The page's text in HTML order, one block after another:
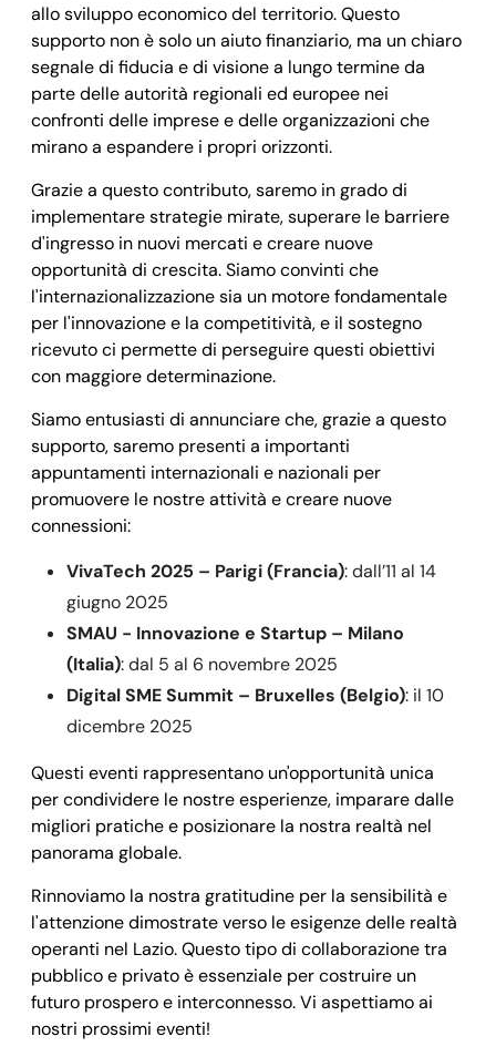
allo sviluppo economico del territorio. Questo
supporto non è solo un aiuto finanziario, ma un chiaro
segnale di fiducia e di visione a lungo termine da
parte delle autorità regionali ed europee nei
confronti delle imprese e delle organizzazioni che
mirano a espandere i propri orizzonti.
Grazie a questo contributo, saremo in grado di
implementare strategie mirate, superare le barriere
d'ingresso in nuovi mercati e creare nuove
opportunità di crescita. Siamo convinti che
l'internazionalizzazione sia un motore fondamentale
per l'innovazione e la competitività, e il sostegno
ricevuto ci permette di perseguire questi obiettivi
con maggiore determinazione.
Siamo entusiasti di annunciare che, grazie a questo
supporto, saremo presenti a importanti
appuntamenti internazionali e nazionali per
promuovere le nostre attività e creare nuove
connessioni:
VivaTech 2025 – Parigi (Francia): dall’11 al 14
giugno 2025
SMAU - Innovazione e Startup – Milano
(Italia): dal 5 al 6 novembre 2025
Digital SME Summit – Bruxelles (Belgio): il 10
dicembre 2025
Questi eventi rappresentano un'opportunità unica
per condividere le nostre esperienze, imparare dalle
migliori pratiche e posizionare la nostra realtà nel
panorama globale.
Rinnoviamo la nostra gratitudine per la sensibilità e
l'attenzione dimostrate verso le esigenze delle realtà
operanti nel Lazio. Questo tipo di collaborazione tra
pubblico e privato è essenziale per costruire un
futuro prospero e interconnesso. Vi aspettiamo ai
nostri prossimi eventi!